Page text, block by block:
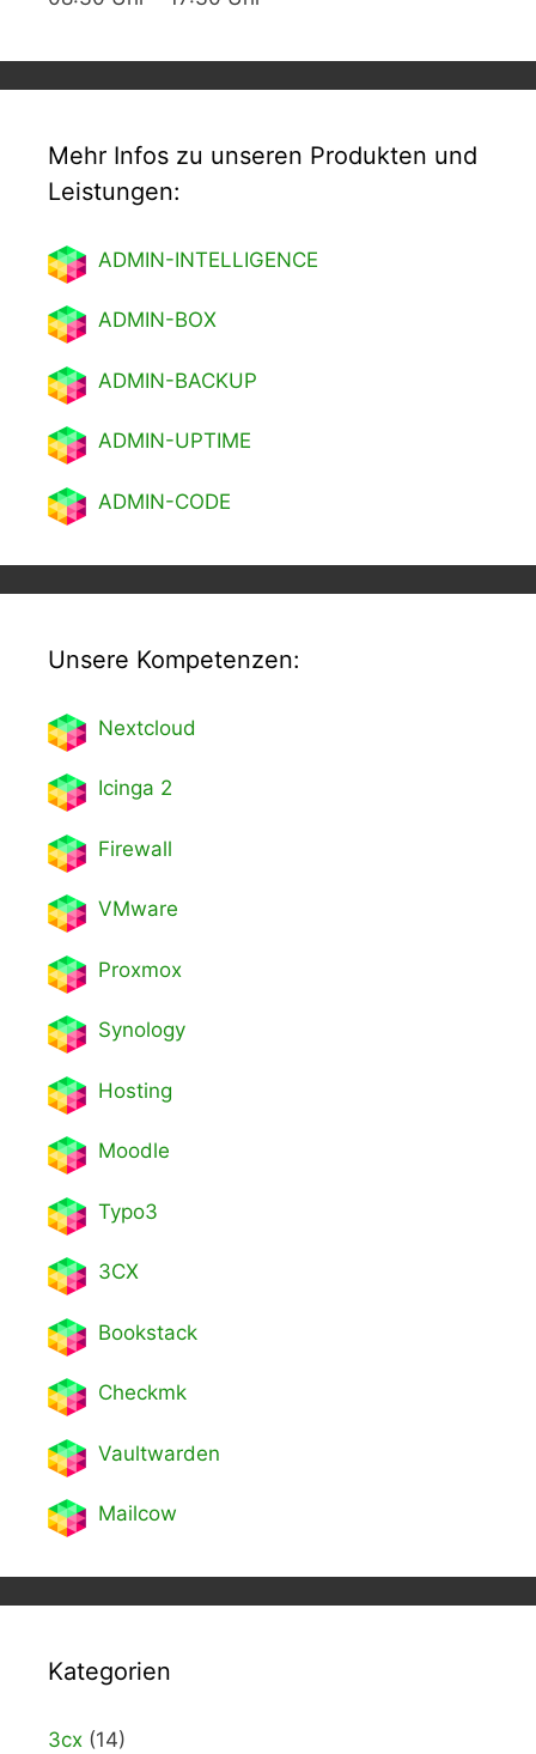
Mehr Infos zu unseren Produkten und
Leistungen:
ADMIN-INTELLIGENCE
ADMIN-BOX
ADMIN-BACKUP
ADMIN-UPTIME
ADMIN-CODE
Unsere Kompetenzen:
Nextcloud
Icinga 2
Firewall
VMware
Proxmox
Synology
Hosting
Moodle
Typo3
3CX
Bookstack
Checkmk
Vaultwarden
Mailcow
Kategorien
3cx (14)